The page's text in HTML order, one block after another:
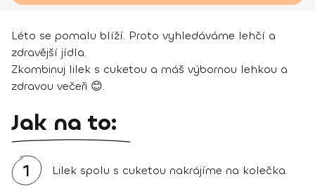
Léto se pomalu blíží. Proto vyhledáváme lehčí a
zdravější jídla.
Zkombinuj lilek s cuketou a máš výbornou lehkou a
zdravou večeři 😊.
Jak na to:
1 Lilek spolu s cuketou nakrájíme na kolečka.